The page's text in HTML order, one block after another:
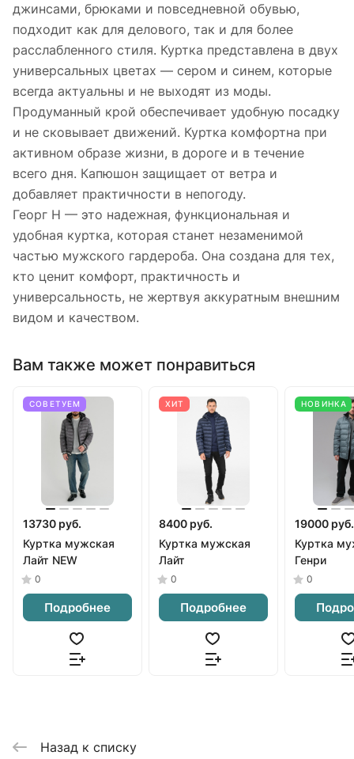
джинсами, брюками и повседневной обувью,
подходит как для делового, так и для более
расслабленного стиля. Куртка представлена в двух
универсальных цветах — сером и синем, которые
всегда актуальны и не выходят из моды.
Продуманный крой обеспечивает удобную посадку
и не сковывает движений. Куртка комфортна при
активном образе жизни, в дороге и в течение
всего дня. Капюшон защищает от ветра и
добавляет практичности в непогоду.
Георг Н — это надежная, функциональная и
удобная куртка, которая станет незаменимой
частью мужского гардероба. Она создана для тех,
кто ценит комфорт, практичность и
универсальность, не жертвуя аккуратным внешним
видом и качеством.
Вам также может понравиться
СОВЕТУЕМ
13730 руб.
Куртка мужская
Лайт NEW
0
Подробнее
ХИТ
8400 руб.
Куртка мужская
Лайт
0
Подробнее
НОВИНКА
19000 руб.
Куртка
Генри
0
Назад к списку